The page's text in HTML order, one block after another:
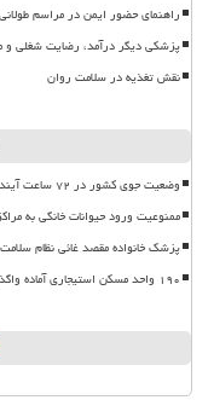
راهنمای حضور ایمن در مراسم
پزشکی دیگر درآمد، رضایت شغلی و
نقش تغذیه در سلامت روان
وضعیت جوی کشور در ۷۲ ساعت آینده موج بارندگی های تابستانه در راه ۱۱ استان
ممنوعیت ورود حیوانات خانگی به
پزشک خانواده مقصد غائی نظام
۱۹۰ واحد مسکن استیجاری آماده واگذاری به زوج های جوان است